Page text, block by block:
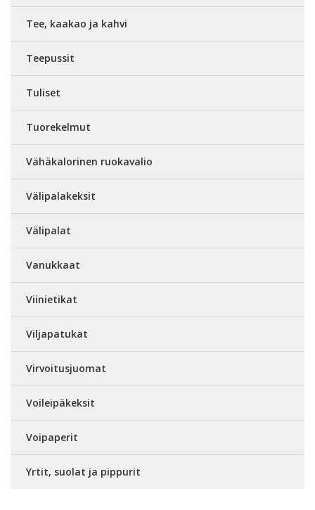
Tee, kaakao ja kahvi
Teepussit
Tuliset
Tuorekelmut
Vähäkalorinen ruokavalio
Välipalakeksit
Välipalat
Vanukkaat
Viinietikat
Viljapatukat
Virvoitusjuomat
Voileipäkeksit
Voipaperit
Yrtit, suolat ja pippurit